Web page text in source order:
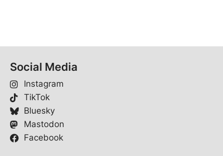
Social Media
Instagram
TikTok
Bluesky
Mastodon
Facebook